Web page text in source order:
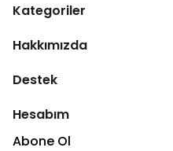
Kategoriler
Hakkımızda
Destek
Hesabım
Abone Ol